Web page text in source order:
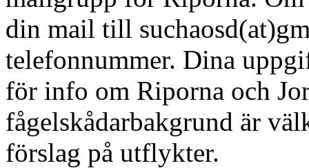
din mail till
telefonnummer. Dina
för info om Riporna och
fågelskådarbakgrund är
förslag på utflykter.